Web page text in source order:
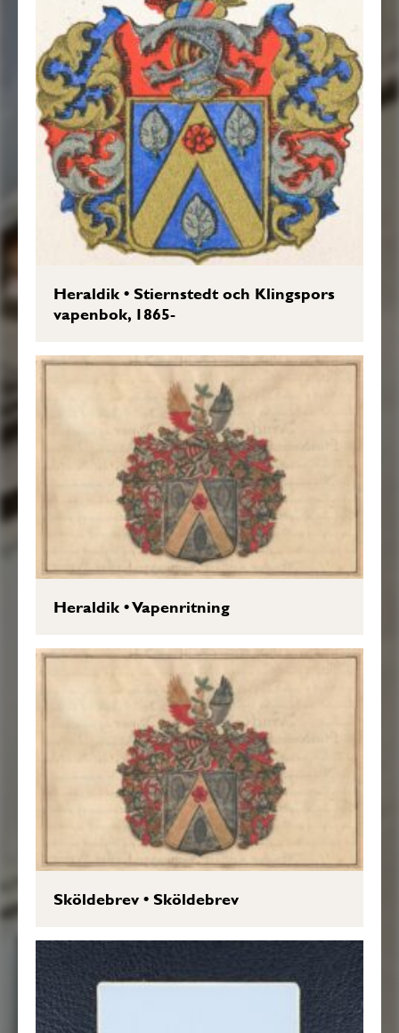
Heraldik•Stiernstedt och Klingspors
vapenbok, 1865-
Heraldik•Vapenritning
Sköldebrev•Sköldebrev